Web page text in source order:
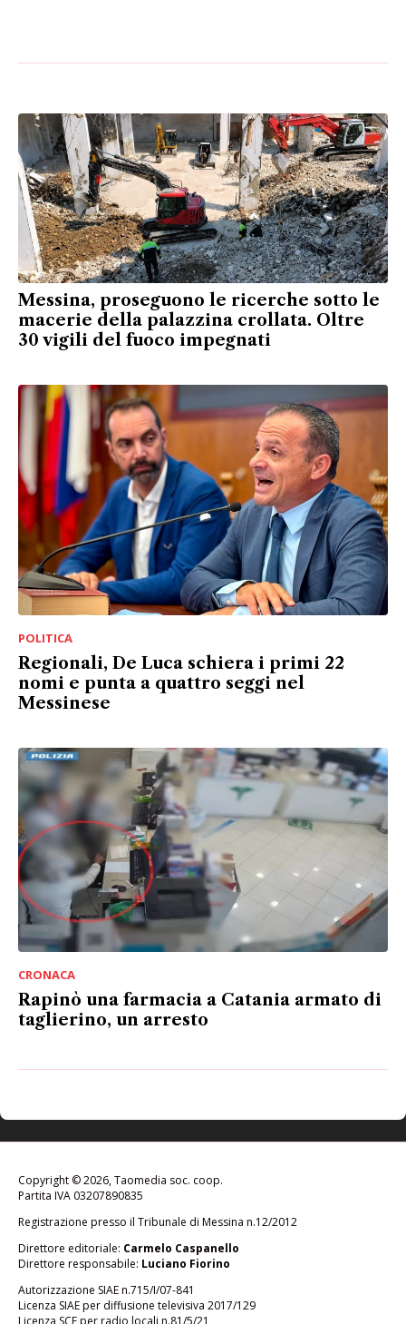
Messina, proseguono le ricerche sotto le
macerie della palazzina crollata. Oltre
30 vigili del fuoco impegnati
POLITICA
Regionali, De Luca schiera i primi 22
nomi e punta a quattro seggi nel
Messinese
CRONACA
Rapinò una farmacia a Catania armato di
taglierino, un arresto
Copyright © 2026, Taomedia soc. coop.
Partita IVA 03207890835
Registrazione presso il Tribunale di Messina n.12/2012
Direttore editoriale: Carmelo Caspanello
Direttore responsabile: Luciano Fiorino
Autorizzazione SIAE n.715/I/07-841
Licenza SIAE per diffusione televisiva 2017/129
Licenza SCF per radio locali n.81/5/21